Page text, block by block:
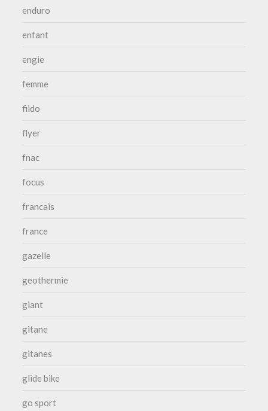
enduro
enfant
engie
femme
fiido
flyer
fnac
focus
francais
france
gazelle
geothermie
giant
gitane
gitanes
glide bike
go sport